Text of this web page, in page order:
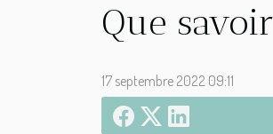
Que
17 septembre 2022 09:11